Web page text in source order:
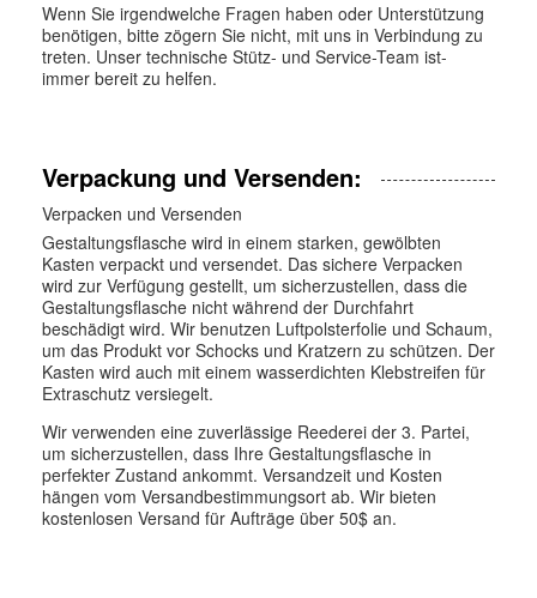
Wenn Sie irgendwelche Fragen haben oder Unterstützung
benötigen, bitte zögern Sie nicht, mit uns in Verbindung zu
treten. Unser technische Stütz- und Service-Team ist-
immer bereit zu helfen.
Verpackung und Versenden:
Verpacken und Versenden
Gestaltungsflasche wird in einem starken, gewölbten
Kasten verpackt und versendet. Das sichere Verpacken
wird zur Verfügung gestellt, um sicherzustellen, dass die
Gestaltungsflasche nicht während der Durchfahrt
beschädigt wird. Wir benutzen Luftpolsterfolie und Schaum,
um das Produkt vor Schocks und Kratzern zu schützen. Der
Kasten wird auch mit einem wasserdichten Klebstreifen für
Extraschutz versiegelt.
Wir verwenden eine zuverlässige Reederei der 3. Partei,
um sicherzustellen, dass Ihre Gestaltungsflasche in
perfekter Zustand ankommt. Versandzeit und Kosten
hängen vom Versandbestimmungsort ab. Wir bieten
kostenlosen Versand für Aufträge über 50$ an.